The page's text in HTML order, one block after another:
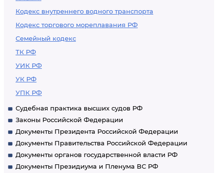
Кодекс внутреннего водного транспорта
Кодекс торгового мореплавания РФ
Семейный кодекс
ТК РФ
УИК РФ
УК РФ
УПК РФ
Судебная практика высших судов РФ
Законы Российской Федерации
Документы Президента Российской Федерации
Документы Правительства Российской Федерации
Документы органов государственной власти РФ
Документы Президиума и Пленума ВС РФ